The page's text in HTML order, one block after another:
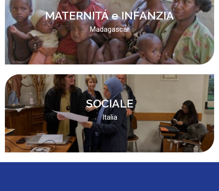
MATERNITÁ e INFANZIA
Madagascar
SOCIALE
Italia